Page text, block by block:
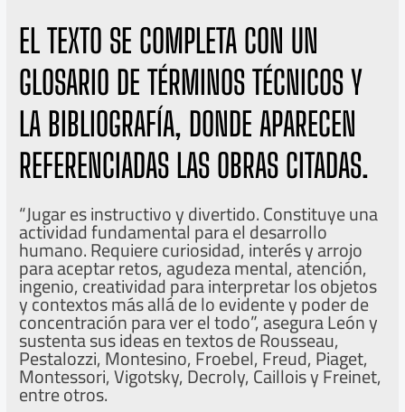
EL TEXTO SE COMPLETA CON UN
GLOSARIO DE TÉRMINOS TÉCNICOS Y
LA BIBLIOGRAFÍA, DONDE APARECEN
REFERENCIADAS LAS OBRAS CITADAS.
“Jugar es instructivo y divertido. Constituye una
actividad fundamental para el desarrollo
humano. Requiere curiosidad, interés y arrojo
para aceptar retos, agudeza mental, atención,
ingenio, creatividad para interpretar los objetos
y contextos más allá de lo evidente y poder de
concentración para ver el todo”, asegura León y
sustenta sus ideas en textos de Rousseau,
Pestalozzi, Montesino, Froebel, Freud, Piaget,
Montessori, Vigotsky, Decroly, Caillois y Freinet,
entre otros.